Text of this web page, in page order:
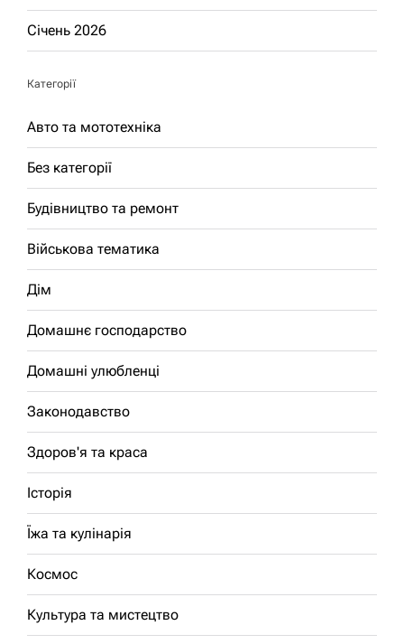
Січень 2026
Категорії
Авто та мототехніка
Без категорії
Будівництво та ремонт
Військова тематика
Дім
Домашнє господарство
Домашні улюбленці
Законодавство
Здоров'я та краса
Історія
Їжа та кулінарія
Космос
Культура та мистецтво